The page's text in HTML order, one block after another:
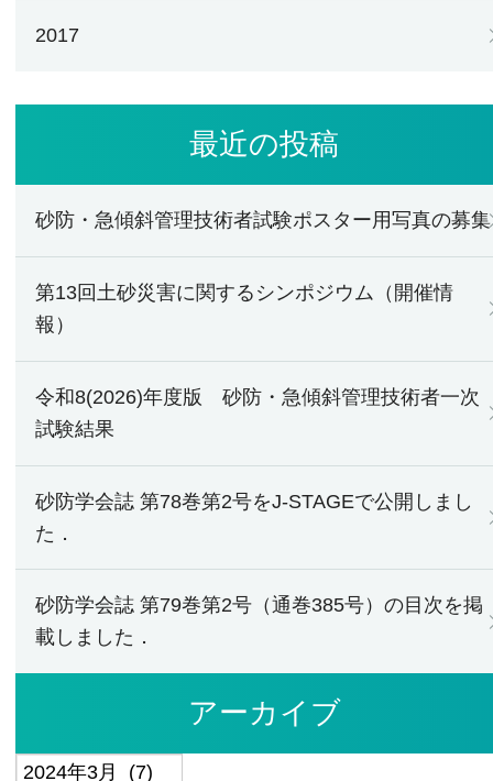
2017
最近の投稿
砂防・急傾斜管理技術者試験ポスター用写真の募集
第13回土砂災害に関するシンポジウム（開催情
報）
令和8(2026)年度版 砂防・急傾斜管理技術者一次
試験結果
砂防学会誌 第78巻第2号をJ-STAGEで公開しまし
た．
砂防学会誌 第79巻第2号（通巻385号）の目次を掲
載しました．
アーカイブ
ア